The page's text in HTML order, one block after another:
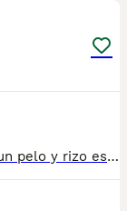
Preciosos caniches apricot y negros con un pelo y rizo especial . Ideales para alérgicos por su crecimiento continuo. Criados en ambientes familiar y responsable. Perritos sociales y alegres. Se pueden ver sin compromiso en nuestro de entrega. Núcleo zoológico propio y más de 15 años de experiencia en cría y selección. Se entregan con: ✔️vacunas acordes a su edad ✔️desparasitados ✔️cartilla de vacunación ✔️pasaporte y chip ✔️garantía sanitaria por escrito ✔️pack de pienso ✔️Transportin para su viaje Escríbenos 650132470/677031944